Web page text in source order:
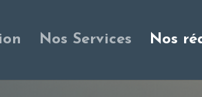
Nos Services Nos